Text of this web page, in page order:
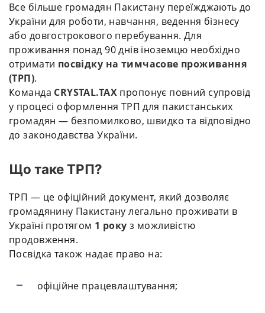
Все більше громадян Пакистану переїжджають до
України для роботи, навчання, ведення бізнесу
або довгострокового перебування. Для
проживання понад 90 днів іноземцю необхідно
отримати посвідку на тимчасове проживання
(ТРП).
Команда CRYSTAL.TAX пропонує повний супровід
у процесі оформлення ТРП для пакистанських
громадян — безпомилково, швидко та відповідно
до законодавства України.
Що таке ТРП?
ТРП — це офіційний документ, який дозволяє
громадянину Пакистану легально проживати в
Україні протягом 1 року з можливістю
продовження.
Посвідка також надає право на:
офіційне працевлаштування;